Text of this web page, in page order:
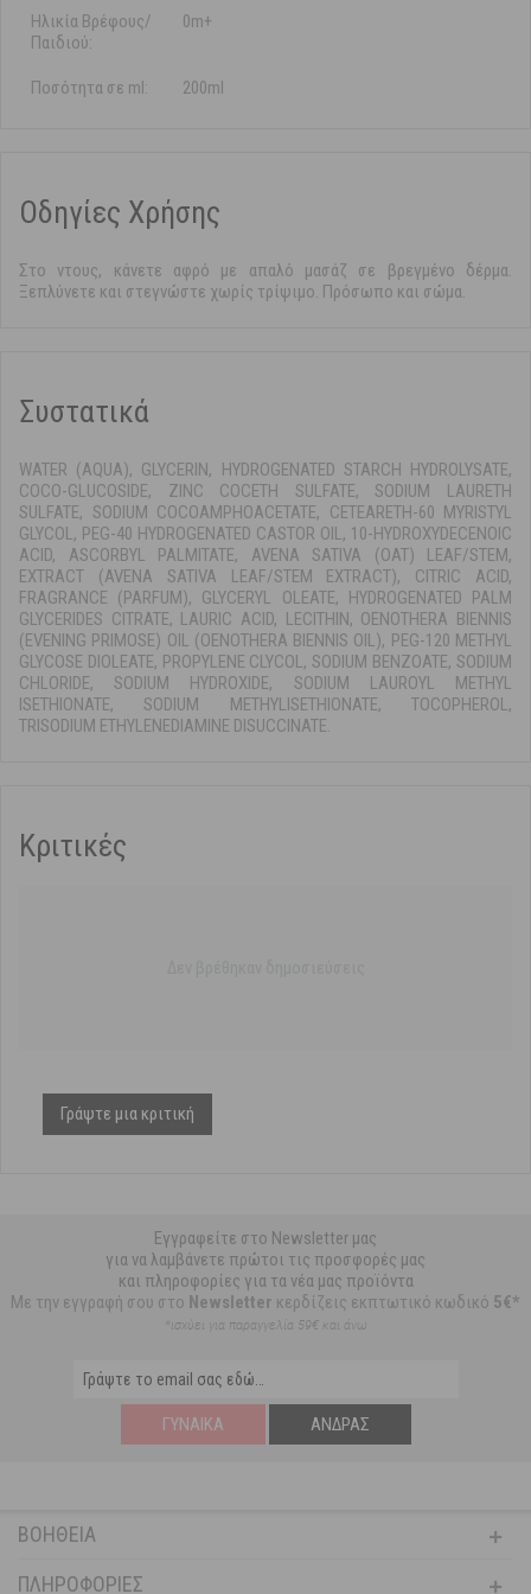
Ηλικία Βρέφους/
Παιδιού:
0m+
Ποσότητα σε ml: 200ml
Οδηγίες Χρήσης
Στο ντους, κάνετε αφρό με απαλό μασάζ σε βρεγμένο δέρμα.
Ξεπλύνετε και στεγνώστε χωρίς τρίψιμο. Πρόσωπο και σώμα.
Συστατικά
WATER (AQUA), GLYCERIN, HYDROGENATED STARCH HYDROLYSATE,
COCO-GLUCOSIDE, ZINC COCETH SULFATE, SODIUM LAURETH
SULFATE, SODIUM COCOAMPHOACETATE, CETEARETH-60 MYRISTYL
GLYCOL, PEG-40 HYDROGENATED CASTOR OIL, 10-HYDROXYDECENOIC
ACID, ASCORBYL PALMITATE, AVENA SATIVA (OAT) LEAF/STEM,
EXTRACT (AVENA SATIVA LEAF/STEM EXTRACT), CITRIC ACID,
FRAGRANCE (PARFUM), GLYCERYL OLEATE, HYDROGENATED PALM
GLYCERIDES CITRATE, LAURIC ACID, LECITHIN, OENOTHERA BIENNIS
(EVENING PRIMOSE) OIL (OENOTHERA BIENNIS OIL), PEG-120 METHYL
GLYCOSE DIOLEATE, PROPYLENE CLYCOL, SODIUM BENZOATE, SODIUM
CHLORIDE, SODIUM HYDROXIDE, SODIUM LAUROYL METHYL
ISETHIONATE, SODIUM METHYLISETHIONATE, TOCOPHEROL,
TRISODIUM ETHYLENEDIAMINE DISUCCINATE.
Κριτικές
Γράψτε μια κριτική
Εγγραφείτε στο Newsletter μας
για να λαμβάνετε πρώτοι τις προσφορές μας
και πληροφορίες για τα νέα μας προϊόντα
Με την εγγραφή σου στο Newsletter κερδίζεις εκπτωτικό κωδικό 5€*
*ισχύει για παραγγελία 59€ και άνω
ΓΥΝΑΊΚΑ ΆΝΔΡΑΣ
ΒΟΉΘΕΙΑ
ΠΛΗΡΟΦΟΡΊΕΣ